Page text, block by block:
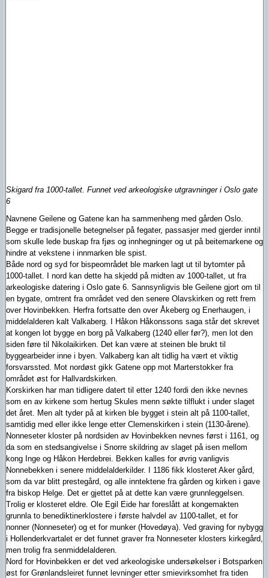
Skigard fra 1000-tallet. Funnet ved arkeologiske utgravninger i Oslo gate
6
Navnene Geilene og Gatene kan ha sammenheng med gården Oslo.
Begge er tradisjonelle betegnelser på fegater, passasjer med gjerder inntil
som skulle lede buskap fra fjøs og innhegninger og ut på beitemarkene og
hindre at vekstene i innmarken ble spist.
Både nord og syd for bispeområdet ble marken lagt ut til bytomter på
1000-tallet. I nord kan dette ha skjedd på midten av 1000-tallet, ut fra
arkeologiske datering i Oslo gate 6. Sannsynligvis ble Geilene gjort om til
en bygate, omtrent fra området ved den senere Olavskirken og rett frem
over Hovinbekken. Herfra fortsatte den over Åkeberg og Enerhaugen, i
middelalderen kalt Valkaberg. I Håkon Håkonssons saga står det skrevet
at kongen lot bygge en borg på Valkaberg (1240 eller før?), men lot den
siden føre til Nikolaikirken. Det kan være at steinen ble brukt til
byggearbeider inne i byen. Valkaberg kan alt tidlig ha vært et viktig
forsvarssted. Mot nordøst gikk Gatene opp mot Marterstokker fra
området øst for Hallvardskirken.
Korskirken har man tidligere datert til etter 1240 fordi den ikke nevnes
som en av kirkene som hertug Skules menn søkte tilflukt i under slaget
det året. Men alt tyder på at kirken ble bygget i stein alt på 1100-tallet,
samtidig med eller ikke lenge etter Clemenskirken i stein (1130-årene).
Nonneseter kloster på nordsiden av Hovinbekken nevnes først i 1161, og
da som en stedsangivelse i Snorre skildring av slaget på isen mellom
kong Inge og Håkon Herdebrei. Bekken kalles for øvrig vanligvis
Nonnebekken i senere middelalderkilder. I 1186 fikk klosteret Aker gård,
som da var blitt prestegård, og alle inntektene fra gården og kirken i gave
fra biskop Helge. Det er gjettet på at dette kan være grunnleggelsen.
Trolig er klosteret eldre. Ole Egil Eide har foreslått at kongemakten
grunnla to benediktinerklostere i første halvdel av 1100-tallet, et for
nonner (Nonneseter) og et for munker (Hovedøya). Ved graving for nybygg
i Hollenderkvartalet er det funnet graver fra Nonneseter klosters kirkegård,
men trolig fra senmiddelalderen.
Nord for Hovinbekken er det ved arkeologiske undersøkelser i Botsparken
øst for Grønlandsleiret funnet levninger etter smievirksomhet fra tiden